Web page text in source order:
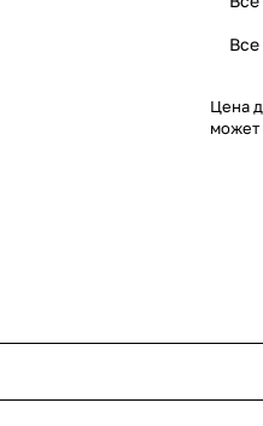
Цена
может